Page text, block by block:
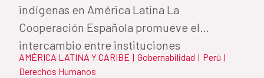
indígenas en América Latina La
Cooperación Española promueve el
intercambio entre instituciones
iberoamericanas para...
AMÉRICA LATINA Y CARIBE | Gobernabilidad | Perú |
Derechos Humanos